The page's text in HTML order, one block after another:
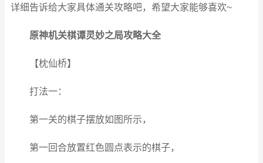
详细告诉给大家具体通关攻略吧，希望大家能够喜欢~
原神机关棋谭灵妙之局攻略大全
【枕仙桥】
打法一：
第一关的棋子摆放如图所示，
第一回合放置红色圆点表示的棋子，